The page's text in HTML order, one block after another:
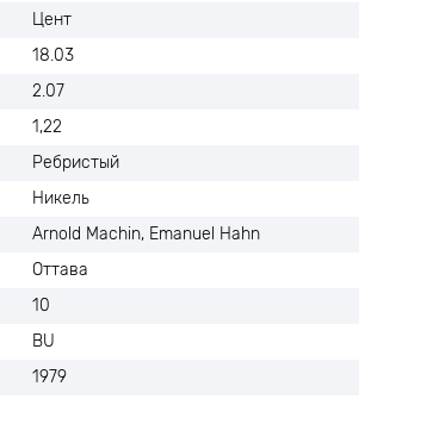
Цент
18.03
2.07
1,22
Ребристый
Никель
Arnold Machin, Emanuel Hahn
Оттава
10
BU
1979